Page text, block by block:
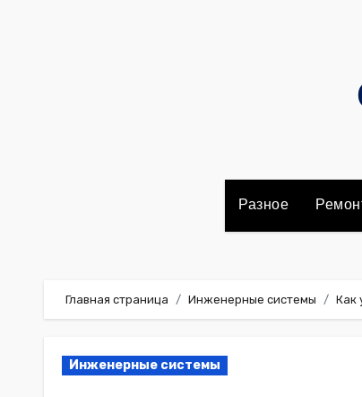
Разное
Главная страница Инженерные системы Как
Инженерные системы